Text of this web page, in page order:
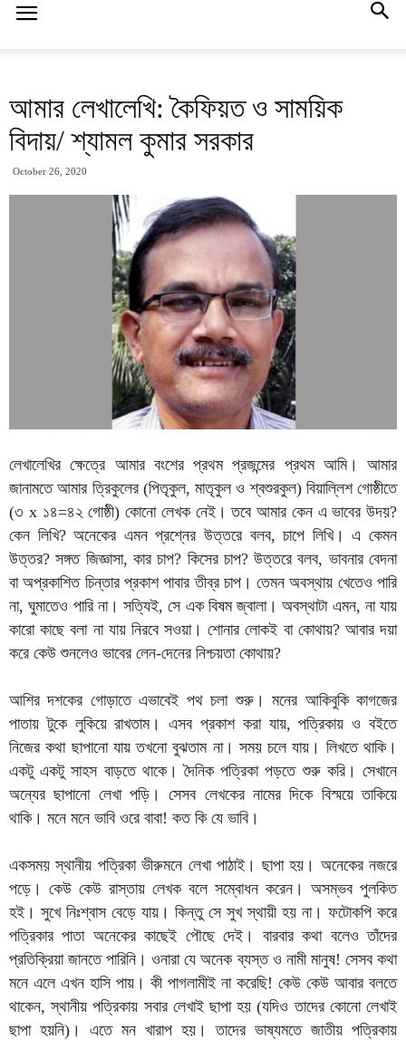
আমার লেখালেখি: কৈফিয়ত ও সাময়িক
বিদায়/ শ্যামল কুমার সরকার
October 26, 2020
লেখালেখির ক্ষেত্রে আমার বংশের প্রথম প্রজন্মের প্রথম আমি। আমার
জানামতে আমার ত্রিকুলের (পিতৃকুল, মাতৃকুল ও শ্বশুরকুল) বিয়াল্লিশ গোষ্ঠীতে
(৩ x ১৪=৪২ গোষ্ঠী) কোনো লেখক নেই। তবে আমার কেন এ ভাবের উদয়?
কেন লিখি? অনেকের এমন প্রশ্নের উত্তরে বলব, চাপে লিখি। এ কেমন
উত্তর? সঙ্গত জিজ্ঞাসা, কার চাপ? কিসের চাপ? উত্তরে বলব, ভাবনার বেদনা
বা অপ্রকাশিত চিন্তার প্রকাশ পাবার তীব্র চাপ। তেমন অবস্থায় খেতেও পারি
না, ঘুমাতেও পারি না। সত্যিই, সে এক বিষম জ্বালা। অবস্থাটা এমন, না যায়
কারো কাছে বলা না যায় নিরবে সওয়া। শোনার লোকই বা কোথায়? আবার দয়া
করে কেউ শুনলেও ভাবের লেন-দেনের নিশ্চয়তা কোথায়?
আশির দশকের গোড়াতে এভাবেই পথ চলা শুরু। মনের আকিবুকি কাগজের
পাতায় টুকে লুকিয়ে রাখতাম। এসব প্রকাশ করা যায়, পত্রিকায় ও বইতে
নিজের কথা ছাপানো যায় তখনো বুঝতাম না। সময় চলে যায়। লিখতে থাকি।
একটু একটু সাহস বাড়তে থাকে। দৈনিক পত্রিকা পড়তে শুরু করি। সেখানে
অন্যের ছাপানো লেখা পড়ি। সেসব লেখকের নামের দিকে বিস্ময়ে তাকিয়ে
থাকি। মনে মনে ভাবি ওরে বাবা! কত কি যে ভাবি।
একসময় স্থানীয় পত্রিকা ভীরুমনে লেখা পাঠাই। ছাপা হয়। অনেকের নজরে
পড়ে। কেউ কেউ রাস্তায় লেখক বলে সম্বোধন করেন। অসম্ভব পুলকিত
হই। সুখে নিঃশ্বাস বেড়ে যায়। কিন্তু সে সুখ স্থায়ী হয় না। ফটোকপি করে
পত্রিকার পাতা অনেকের কাছেই পৌছে দেই। বারবার কথা বলেও তাঁদের
প্রতিক্রিয়া জানতে পারিনি। ওনারা যে অনেক ব্যস্ত ও নামী মানুষ! সেসব কথা
মনে এলে এখন হাসি পায়। কী পাগলামীই না করেছি! কেউ কেউ আবার বলতে
থাকেন, স্থানীয় পত্রিকায় সবার লেখাই ছাপা হয় (যদিও তাদের কোনো লেখাই
ছাপা হয়নি)। এতে মন খারাপ হয়। তাদের ভাষ্যমতে জাতীয় পত্রিকায়